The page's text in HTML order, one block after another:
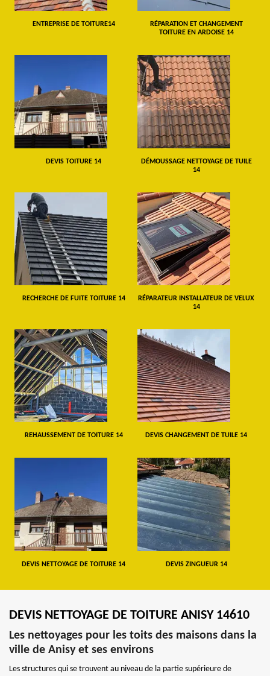
ENTREPRISE DE TOITURE14
RÉPARATION ET CHANGEMENT
TOITURE EN ARDOISE 14
DEVIS TOITURE 14
DÉMOUSSAGE NETTOYAGE DE TUILE
14
RECHERCHE DE FUITE TOITURE 14
RÉPARATEUR INSTALLATEUR DE VELUX
14
REHAUSSEMENT DE TOITURE 14 DEVIS CHANGEMENT DE TUILE 14
DEVIS NETTOYAGE DE TOITURE 14 DEVIS ZINGUEUR 14
DEVIS NETTOYAGE DE TOITURE ANISY 14610
Les nettoyages pour les toits des maisons dans la
ville de Anisy et ses environs
Les structures qui se trouvent au niveau de la partie supérieure de